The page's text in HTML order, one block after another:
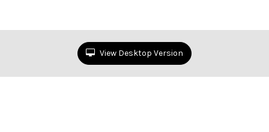
View Desktop Version